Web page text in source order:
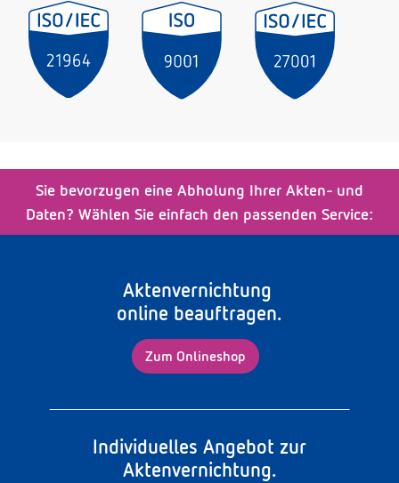
Sie bevorzugen eine Abholung Ihrer Akten- und
Daten? Wählen Sie einfach den passenden Service:
Aktenvernichtung
online beauftragen.
Zum Onlineshop
Individuelles Angebot zur
Aktenvernichtung.